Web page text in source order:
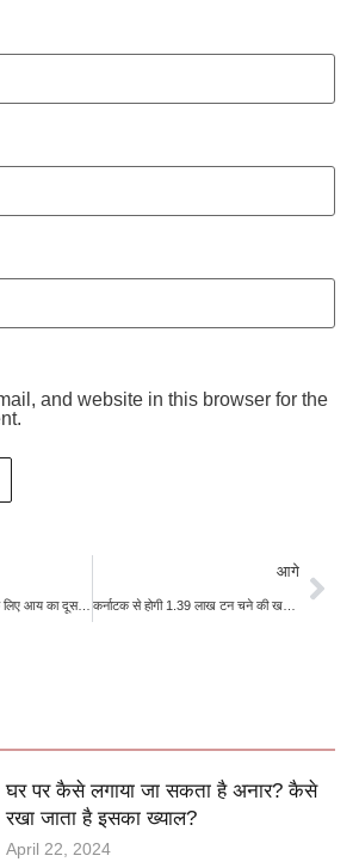
and website in this browser for the
सीएम शिंदे बोले-किसानों के लिए आय का दूसरा जरिए बन सकती है बांस की खेती
आगे
कर्नाटक से होगी 1.39 लाख टन चने की खरीद, केंद्र सरकार ने दी मंजूरी
घर पर कैसे लगाया जा सकता है अनार? कैसे
रखा जाता है इसका ख्याल?
April 22, 2024